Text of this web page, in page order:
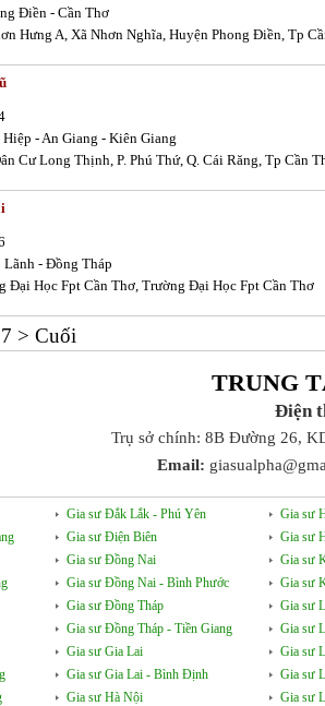
Điền - Cần Thơ
Hưng A, Xã Nhơn Nghĩa, Huyện Phong Điền, Tp
Hiệp - An Giang - Kiên Giang
Cư Long Thịnh, P. Phú Thứ, Q. Cái Răng, Tp Cần
Lãnh - Đồng Tháp
Đại Học Fpt Cần Thơ, Trường Đại Học Fpt Cần Thơ
7 > Cuối
TRUNG
Điện
Trụ sở chính: 8B Đường 26,
Email:
Gia sư Đắk Lắk - Phú Yên
Gia sư Điện Biên
Gia sư Đồng Nai
Gia sư Đồng Nai - Bình Phước
Gia sư Đồng Tháp
Gia sư Đồng Tháp - Tiền Giang
Gia sư Gia Lai
Gia sư Gia Lai - Bình Định
Gia sư Hà Nội
Gia sư
Gia sư
Gia sư
Gia sư
Gia sư
Gia sư
Gia sư
Gia sư
Gia sư